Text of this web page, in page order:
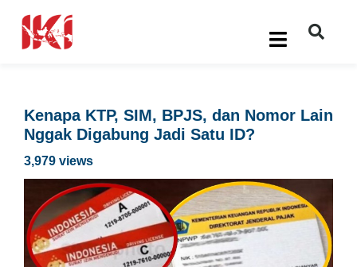
Kenapa KTP, SIM, BPJS, dan Nomor Lain
Nggak Digabung Jadi Satu ID?
3,979 views